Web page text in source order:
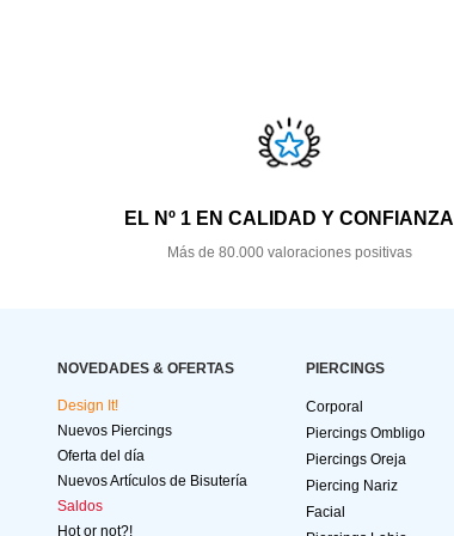
EL Nº 1 EN CALIDAD Y CONFIANZA
Más de 80.000 valoraciones positivas
NOVEDADES & OFERTAS
Design It!
Nuevos Piercings
Oferta del día
Nuevos Artículos de Bisutería
Saldos
Hot or not?!
PIERCINGS
Corporal
Piercings Ombligo
Piercings Oreja
Piercing Nariz
Facial